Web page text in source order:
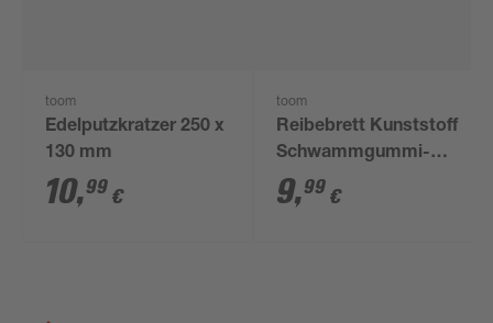
toom
Edelputzkratzer 250 x
130 mm
10,99 €
toom
Reibebrett Kunststoff
Schwammgummi-
Belag 280 x 140 mm
9,99 €